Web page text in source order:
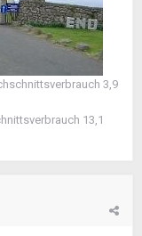
3,9
13,1